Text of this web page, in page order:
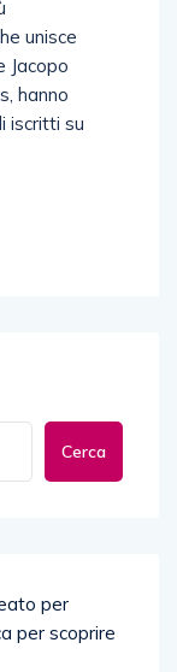
unisce
Jacopo
hanno
iscritti su
Cerca